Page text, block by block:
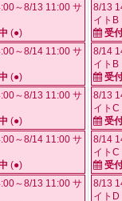
～8/13 11:00 サ
(●)
～8/14 11:00 サ
(●)
～8/13 11:00 サ
(●)
～8/14 11:00 サ
(●)
～8/13 11:00 サ
8/13
イトB
受
8/14
イトB
受
8/13
イトC
受
8/14
イトC
受
8/13
イトD